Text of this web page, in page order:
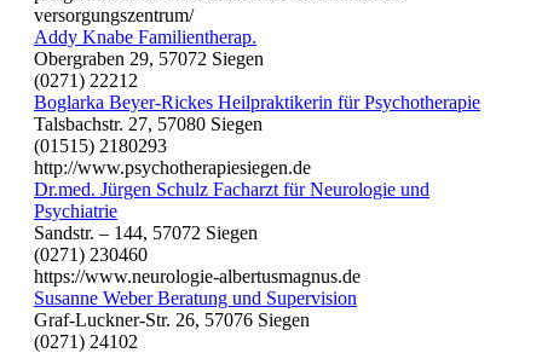
versorgungszentrum/
Addy Knabe Familientherap.
Obergraben 29, 57072 Siegen
(0271) 22212
Boglarka Beyer-Rickes Heilpraktikerin für Psychotherapie
Talsbachstr. 27, 57080 Siegen
(01515) 2180293
http://www.psychotherapiesiegen.de
Dr.med. Jürgen Schulz Facharzt für Neurologie und
Psychiatrie
Sandstr. – 144, 57072 Siegen
(0271) 230460
https://www.neurologie-albertusmagnus.de
Susanne Weber Beratung und Supervision
Graf-Luckner-Str. 26, 57076 Siegen
(0271) 24102